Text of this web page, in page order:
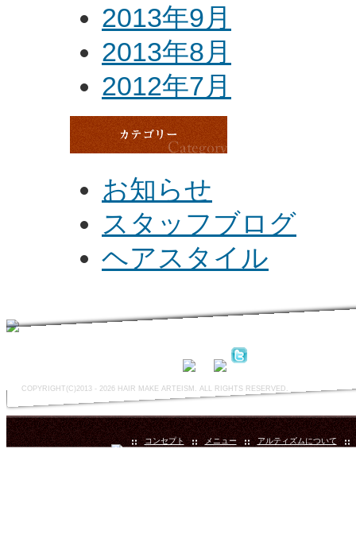
2013年9月
2013年8月
2012年7月
お知らせ
スタッフブログ
ヘアスタイル
COPYRIGHT(C)2013 - 2026 HAIR MAKE ARTEISM. ALL RIGHTS RESERVED.
コンセプト メニュー アルティズムについて